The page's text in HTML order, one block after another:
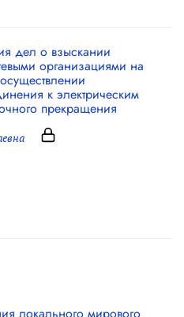
дел о взыскании
организациями на
к электрическим
прекращения
локального мирового